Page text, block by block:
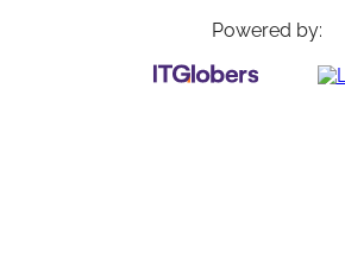
Powered by: